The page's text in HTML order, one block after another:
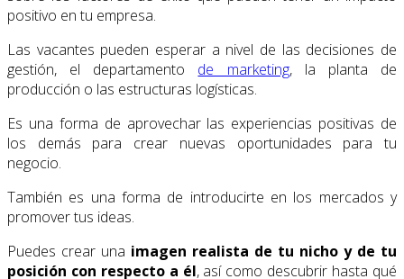
positivo en tu empresa.
Las vacantes pueden esperar a nivel de las decisiones de
gestión, el departamento de marketing, la planta de
producción o las estructuras logísticas.
Es una forma de aprovechar las experiencias positivas de
los demás para crear nuevas oportunidades para tu
negocio.
También es una forma de introducirte en los mercados y
promover tus ideas.
Puedes crear una imagen realista de tu nicho y de tu
posición con respecto a él, así como descubrir hasta qué